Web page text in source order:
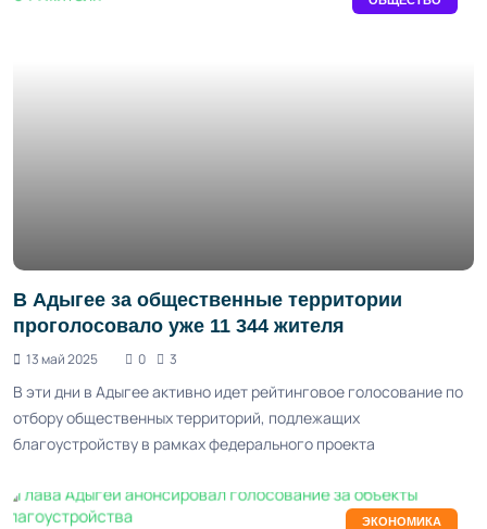
В Адыгее за общественные территории
проголосовало уже 11 344 жителя
13 май 2025 0 3
В эти дни в Адыгее активно идет рейтинговое голосование по
отбору общественных территорий, подлежащих
благоустройству в рамках федерального проекта
ЭКОНОМИКА